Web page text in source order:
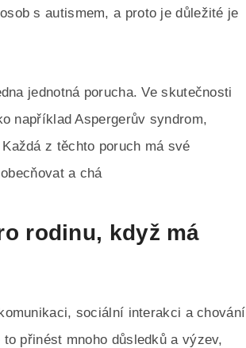
s autismem, a proto je důležité je
jednotná porucha. Ve skutečnosti
například Aspergerův syndrom,
z těchto poruch má své
a chá
rodinu, když má
sociální interakci a chování
přinést mnoho důsledků a výzev,